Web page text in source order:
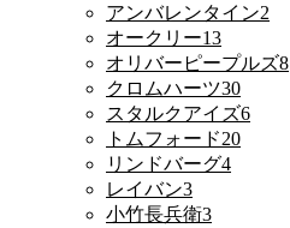
アンバレンタイン2
オークリー13
オリバーピープルズ8
クロムハーツ30
スタルクアイズ6
トムフォード20
リンドバーグ4
レイバン3
小竹長兵衛3